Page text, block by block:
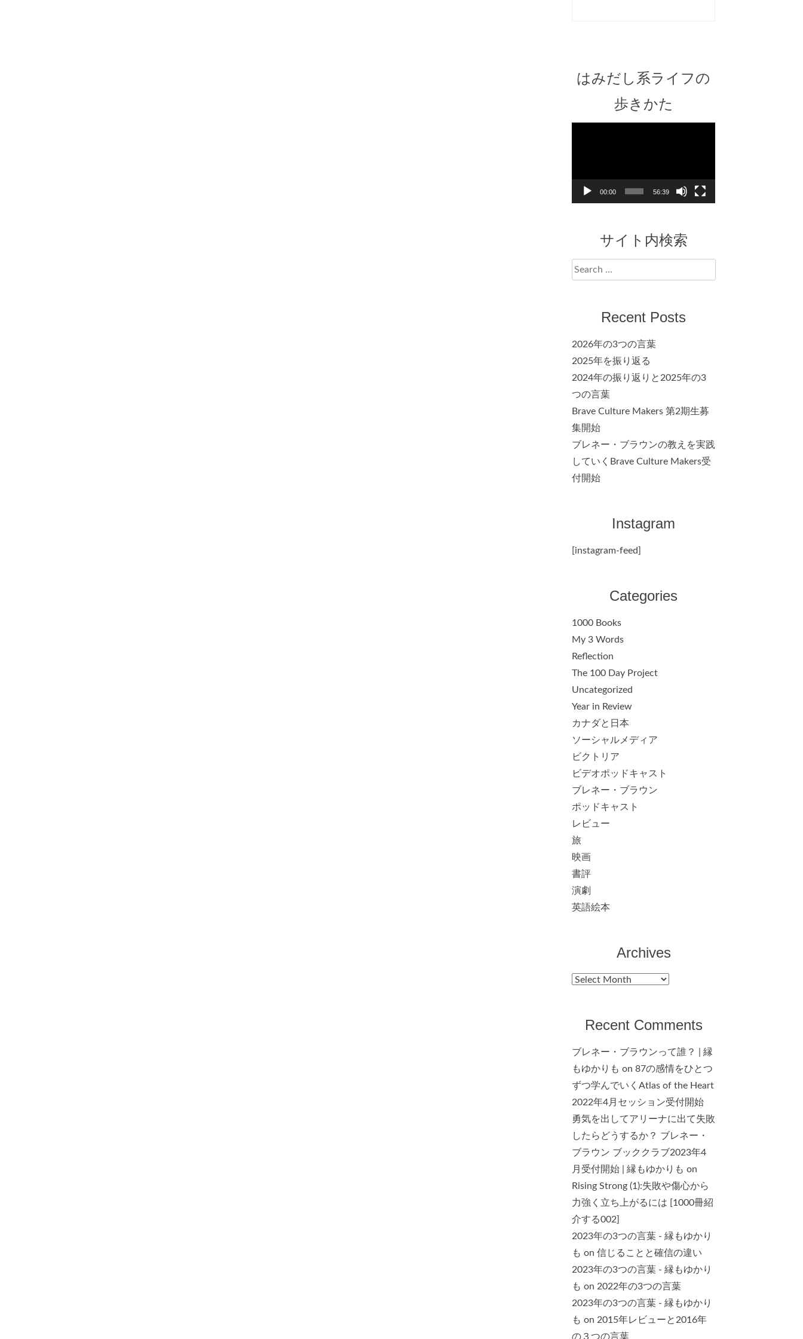
はみだし系ライフの
歩きかた
00:00 56:39
サイト内検索
Search
for:
Recent Posts
2026年の3つの言葉
2025年を振り返る
2024年の振り返りと2025年の3
つの言葉
Brave Culture Makers 第2期生募
集開始
ブレネー・ブラウンの教えを実践
していくBrave Culture Makers受
付開始
Instagram
[instagram-feed]
Categories
1000 Books
My 3 Words
Reflection
The 100 Day Project
Uncategorized
Year in Review
カナダと日本
ソーシャルメディア
ビクトリア
ビデオポッドキャスト
ブレネー・ブラウン
ポッドキャスト
レビュー
旅
映画
書評
演劇
英語絵本
Archives
Archives
Recent Comments
ブレネー・ブラウンって誰？ | 縁
もゆかりも on 87の感情をひとつ
ずつ学んでいくAtlas of the Heart
2022年4月セッション受付開始
勇気を出してアリーナに出て失敗
したらどうするか？ ブレネー・
ブラウン ブッククラブ2023年4
月受付開始 | 縁もゆかりも on
Rising Strong (1):失敗や傷心から
力強く立ち上がるには [1000冊紹
介する002]
2023年の3つの言葉 - 縁もゆかり
も on 信じることと確信の違い
2023年の3つの言葉 - 縁もゆかり
も on 2022年の3つの言葉
2023年の3つの言葉 - 縁もゆかり
も on 2015年レビューと2016年
の３つの言葉